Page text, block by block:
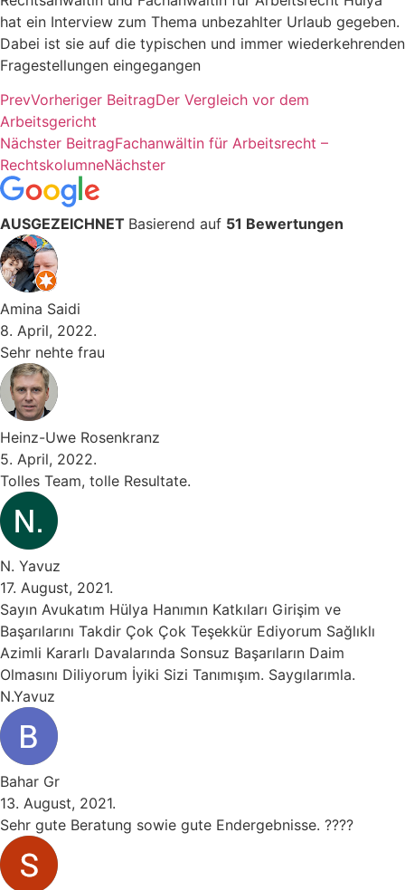
hat ein Interview zum Thema unbezahlter Urlaub gegeben.
Dabei ist sie auf die typischen und immer wiederkehrenden
Fragestellungen eingegangen
PrevVorheriger BeitragDer Vergleich vor dem
Arbeitsgericht
Nächster BeitragFachanwältin für Arbeitsrecht –
RechtskolumneNächster
AUSGEZEICHNET Basierend auf 51 Bewertungen
Amina Saidi
8. April, 2022.
Sehr nehte frau
Heinz-Uwe Rosenkranz
5. April, 2022.
Tolles Team, tolle Resultate.
N. Yavuz
17. August, 2021.
Sayın Avukatım Hülya Hanımın Katkıları Girişim ve
Başarılarını Takdir Çok Çok Teşekkür Ediyorum Sağlıklı
Azimli Kararlı Davalarında Sonsuz Başarıların Daim
Olmasını Diliyorum İyiki Sizi Tanımışım. Saygılarımla.
N.Yavuz
Bahar Gr
13. August, 2021.
Sehr gute Beratung sowie gute Endergebnisse. ????